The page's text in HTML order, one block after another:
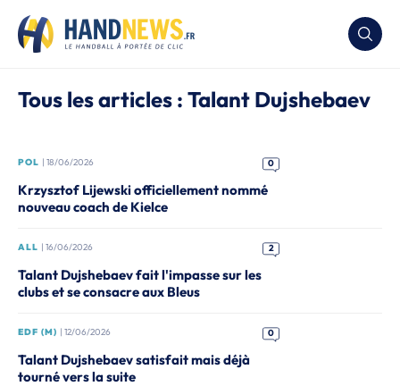
Tous les articles : Talant Dujshebaev
POL | 18/06/2026 0
Krzysztof Lijewski officiellement nommé
nouveau coach de Kielce
ALL | 16/06/2026 2
Talant Dujshebaev fait l'impasse sur les
clubs et se consacre aux Bleus
EDF (M) | 12/06/2026 0
Talant Dujshebaev satisfait mais déjà
tourné vers la suite